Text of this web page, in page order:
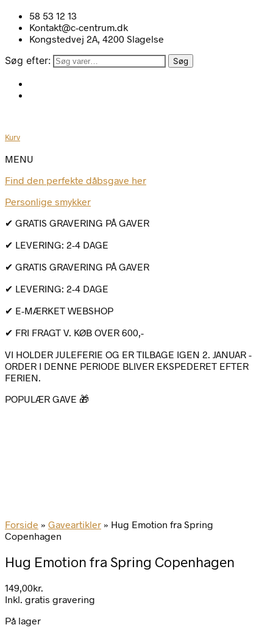
58 53 12 13
Kontakt@c-centrum.dk
Kongstedvej 2A, 4200 Slagelse
Søg efter: Søg
Kurv
MENU
Find den perfekte dåbsgave her
Personlige smykker
✔ GRATIS GRAVERING PÅ GAVER
✔ LEVERING: 2-4 DAGE
✔ GRATIS GRAVERING PÅ GAVER
✔ LEVERING: 2-4 DAGE
✔ E-MÆRKET WEBSHOP
✔ FRI FRAGT V. KØB OVER 600,-
VI HOLDER JULEFERIE OG ER TILBAGE IGEN 2. JANUAR -
ORDER I DENNE PERIODE BLIVER EKSPEDERET EFTER
FERIEN.
POPULÆR GAVE 🎁
Forside » Gaveartikler » Hug Emotion fra Spring
Copenhagen
Hug Emotion fra Spring Copenhagen
149,00kr.
Inkl. gratis gravering
På lager